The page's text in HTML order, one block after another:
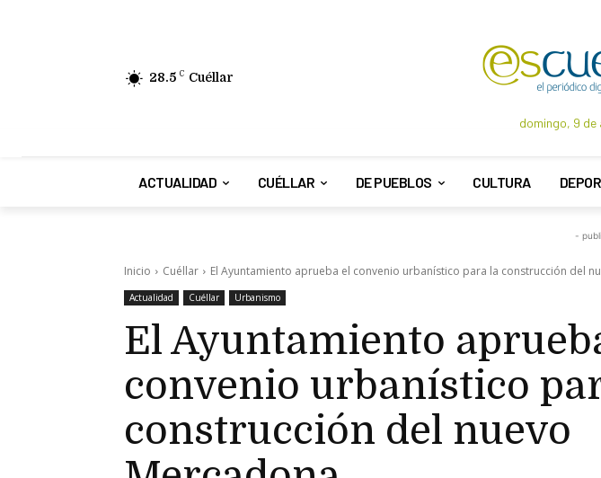
28.5 C Cuéllar
domingo, 9
ACTUALIDAD CUÉLLAR DE PUEBLOS CULTURA
-
Inicio Cuéllar El Ayuntamiento aprueba el convenio urbanístico para la construcción del
Actualidad Cuéllar Urbanismo
El Ayuntamiento
convenio urbanístico
construcción del nuevo